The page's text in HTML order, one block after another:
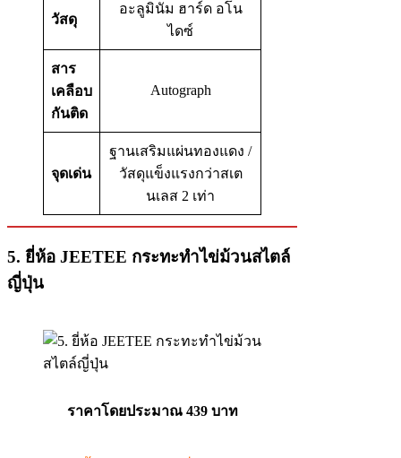
วัสดุ
อะลูมินัม ฮาร์ด อโน
ไดซ์
สาร
เคลือบ
กันติด
Autograph
จุดเด่น
ฐานเสริมแผ่นทองแดง /
วัสดุแข็งแรงกว่าสเต
นเลส 2 เท่า
5. ยี่ห้อ JEETEE กระทะทำไข่ม้วนสไตล์
ญี่ปุ่น
ราคาโดยประมาณ 439 บาท